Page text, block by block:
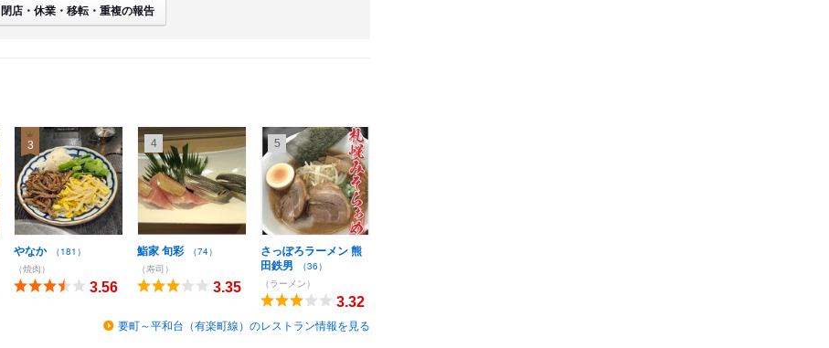
閉店・休業・移転・重複の報告
3
やなか
（181）
（焼肉）
3.56
4
鮨家 旬彩
（74）
（寿司）
3.35
5
さっぽろラーメン 熊
田鉄男
（36）
（ラーメン）
3.32
要町～平和台（有楽町線）のレストラン情報を見る